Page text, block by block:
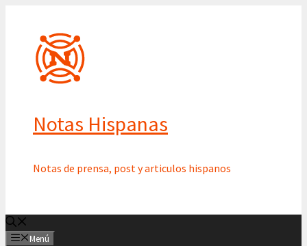
contenido
Notas Hispanas
Notas de prensa, post y articulos hispanos
Menú